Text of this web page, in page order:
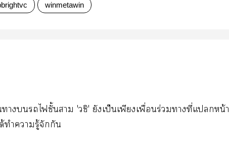
winmetawin
าไชั้นา 'วชิ' ยังเป็นเพียงเพื่อนร่วมาที่แหน้า
ทำารู้จักกัน